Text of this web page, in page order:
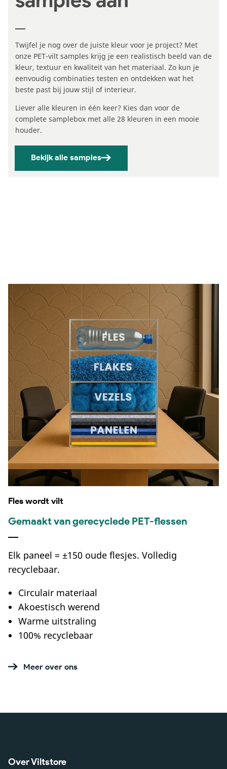
Twijfel je nog over de juiste kleur voor je project? Met
onze PET-vilt samples krijg je een realistisch beeld van de
kleur, textuur en kwaliteit van het materiaal. Zo kun je
eenvoudig combinaties testen en ontdekken wat het
beste past bij jouw stijl of interieur.
Liever alle kleuren in één keer? Kies dan voor de
complete samplebox met alle 28 kleuren in een mooie
houder.
Bekijk alle samples
Fles wordt vilt
Gemaakt van gerecyclede PET-flessen
Elk paneel = ±150 oude flesjes. Volledig
recyclebaar.
Circulair materiaal
Akoestisch werend
Warme uitstraling
100% recyclebaar
Meer over ons
Over Viltstore